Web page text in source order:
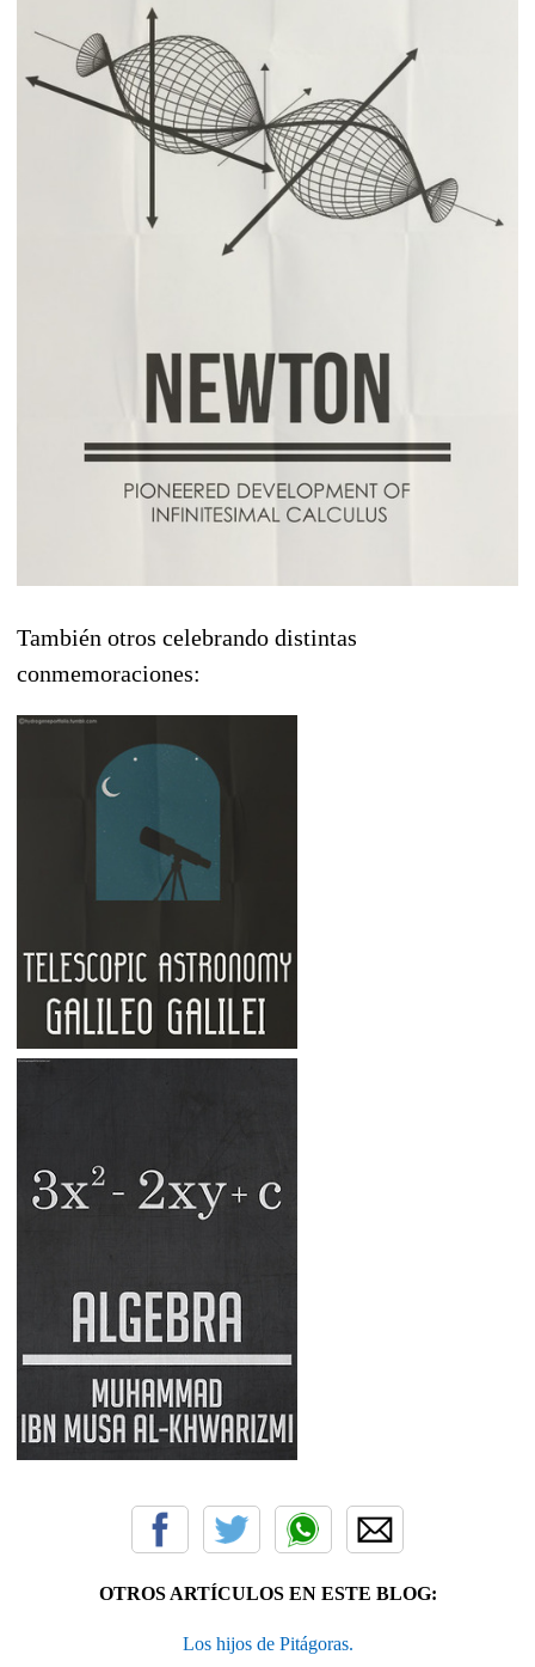
También otros celebrando distintas
conmemoraciones:
OTROS ARTÍCULOS EN ESTE BLOG:
Los hijos de Pitágoras.